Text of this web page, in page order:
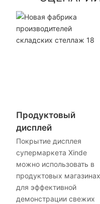
Продуктовый
дисплей
Покрытие дисплея
супермаркета Xinde
можно использовать в
продуктовых магазинах
для эффективной
демонстрации свежих